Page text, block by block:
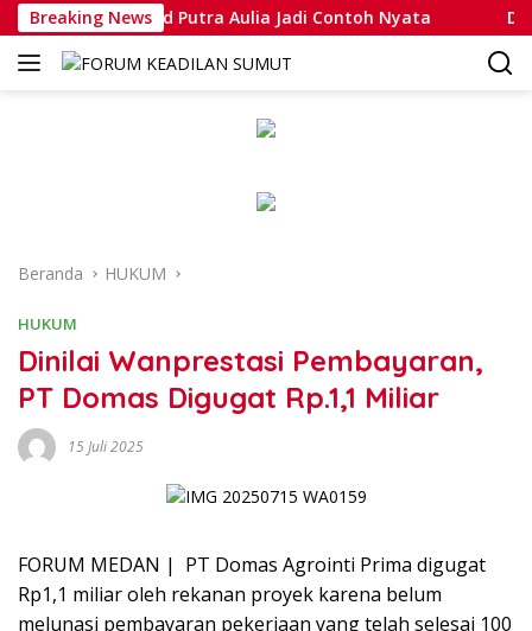
Langsung
ke
konten
Breaking News
Muhammad Putra Aulia Jadi Contoh Nyata
Beranda HUKUM
HUKUM
Dinilai Wanprestasi Pembayaran,
PT Domas Digugat Rp.1,1 Miliar
15 Juli 2025
FORUM MEDAN | PT Domas Agrointi Prima digugat
Rp1,1 miliar oleh rekanan proyek karena belum
melunasi pembayaran pekerjaan yang telah selesai 100